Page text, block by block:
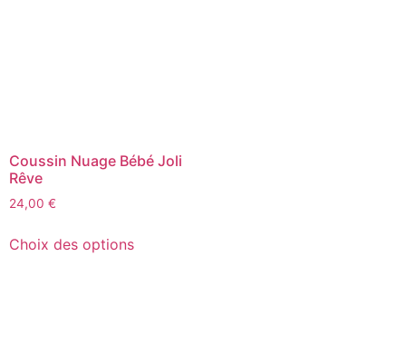
Coussin Nuage Bébé Joli
Rêve
24,00 €
Choix des options